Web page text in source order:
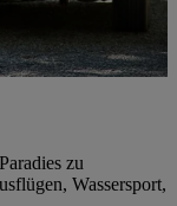
zu
Wassersport,